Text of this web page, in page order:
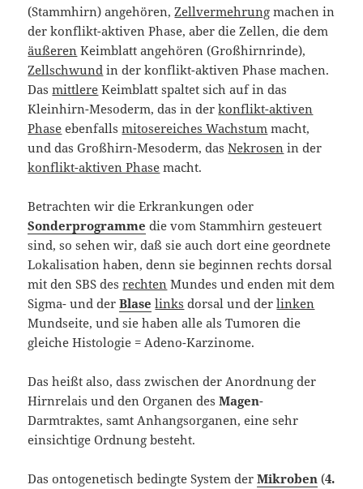
(Stammhirn) angehören,Zellvermehrung machen in
der konflikt-aktiven Phase, aber die Zellen, die dem
äußeren Keimblatt angehören (Großhirnrinde),
Zellschwund in der konflikt-aktiven Phase machen.
Dasmittlere Keimblatt spaltet sich auf in das
Kleinhirn-Mesoderm, das in derkonflikt-aktiven
Phase ebenfallsmitosereiches Wachstum macht,
und das Großhirn-Mesoderm, dasNekrosen in der
konflikt-aktiven Phase macht.
Betrachten wir die Erkrankungen oder
Sonderprogramme die vom Stammhirn gesteuert
sind, so sehen wir, daß sie auch dort eine geordnete
Lokalisation haben, denn sie beginnen rechts dorsal
mit den SBS desrechten Mundes und enden mit dem
Sigma- und derBlase links dorsal und derlinken
Mundseite, und sie haben alle als Tumoren die
gleiche Histologie = Adeno-Karzinome.
Das heißt also, dass zwischen der Anordnung der
Hirnrelais und den Organen desMagen-
Darmtraktes, samt Anhangsorganen, eine sehr
einsichtige Ordnung besteht.
Das ontogenetisch bedingte System derMikroben (4.